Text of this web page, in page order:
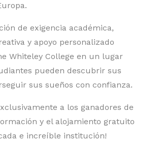
de exigencia académica,
y apoyo personalizado
Whiteley College en un lugar
pueden descubrir sus
sus sueños con confianza.
a los ganadores de
y el alojamiento gratuito
e increíble institución!